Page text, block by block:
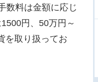
数料は金額に応じ
円、50万円～
を取り扱ってお